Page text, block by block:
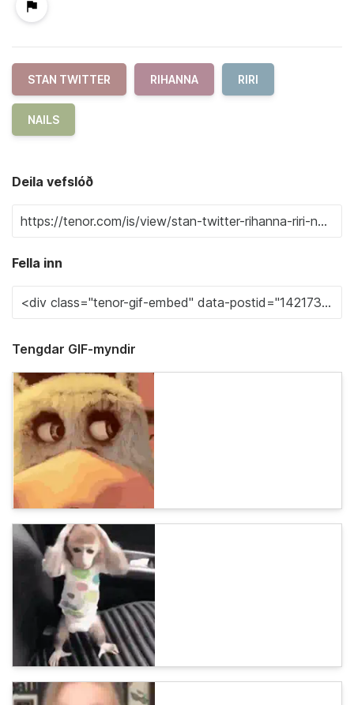
STAN TWITTER RIHANNA RIRI
NAILS
Deila vefslóð
Fella inn
Tengdar GIF-myndir